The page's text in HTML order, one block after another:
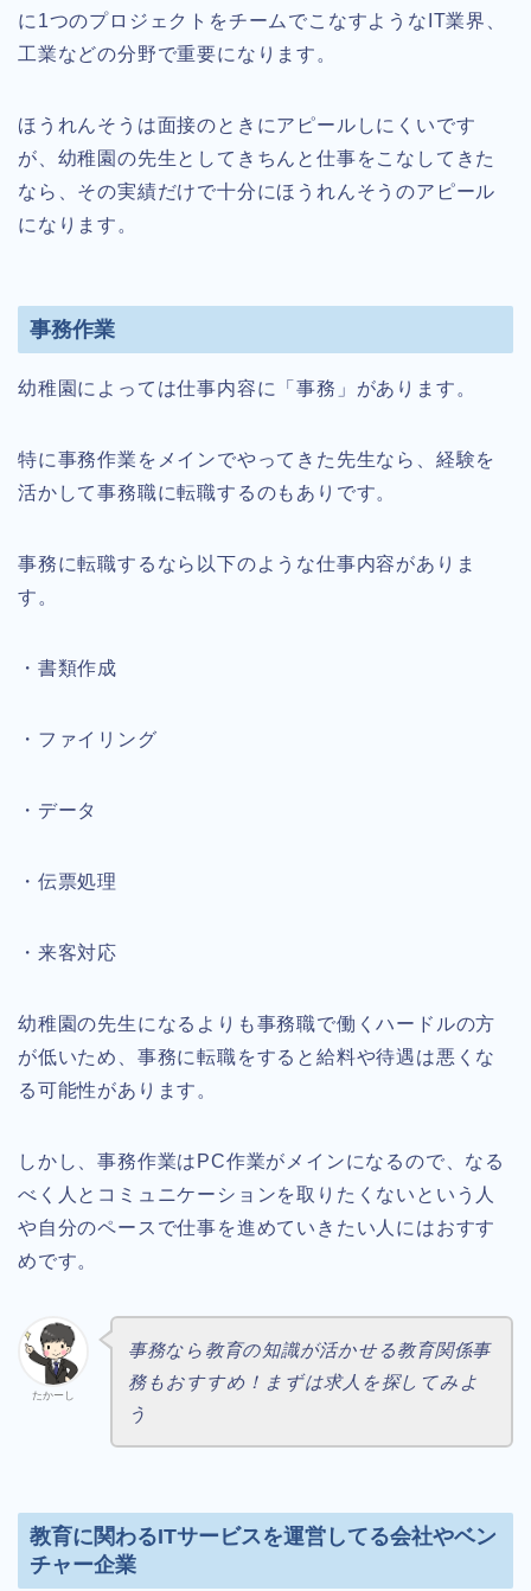
に1つのプロジェクトをチームでこなすようなIT業界、
工業などの分野で重要になります。
ほうれんそうは面接のときにアピールしにくいです
が、幼稚園の先生としてきちんと仕事をこなしてきた
なら、その実績だけで十分にほうれんそうのアピール
になります。
事務作業
幼稚園によっては仕事内容に「事務」があります。
特に事務作業をメインでやってきた先生なら、経験を
活かして事務職に転職するのもありです。
事務に転職するなら以下のような仕事内容がありま
す。
・書類作成
・ファイリング
・データ
・伝票処理
・来客対応
幼稚園の先生になるよりも事務職で働くハードルの方
が低いため、事務に転職をすると給料や待遇は悪くな
る可能性があります。
しかし、事務作業はPC作業がメインになるので、なる
べく人とコミュニケーションを取りたくないという人
や自分のペースで仕事を進めていきたい人にはおすす
めです。
たかーし
事務なら教育の知識が活かせる教育関係事
務もおすすめ！まずは求人を探してみよ
う
教育に関わるITサービスを運営してる会社やベン
チャー企業